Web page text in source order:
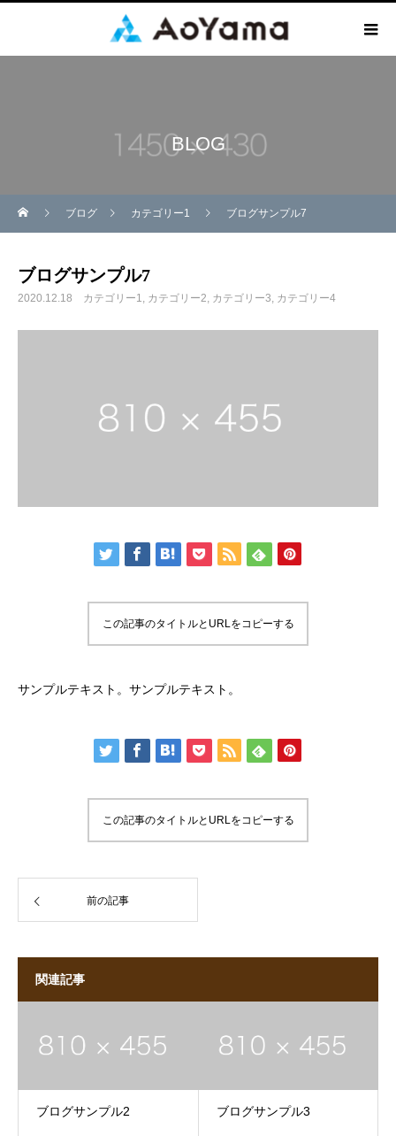
BLOG
ブログ カテゴリー1 ブログサンプル7
ブログサンプル7
2020.12.18 カテゴリー1 カテゴリー2 カテゴリー3 カテゴリー4
この記事のタイトルとURLをコピーする
サンプルテキスト。サンプルテキスト。
この記事のタイトルとURLをコピーする
前の記事
関連記事
ブログサンプル2 ブログサンプル3